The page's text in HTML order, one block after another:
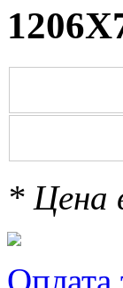
* Цена
Оплата